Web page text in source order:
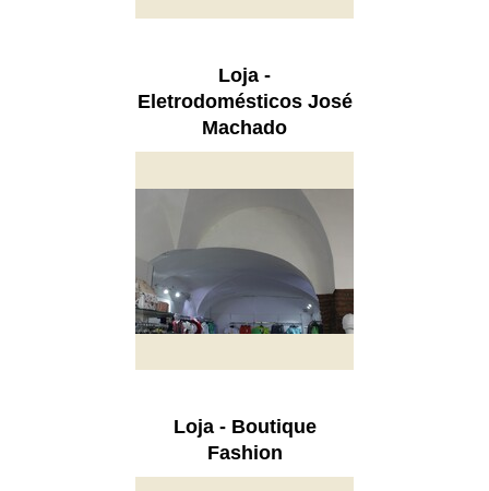
Loja -
Eletrodomésticos José
Machado
Loja - Boutique
Fashion